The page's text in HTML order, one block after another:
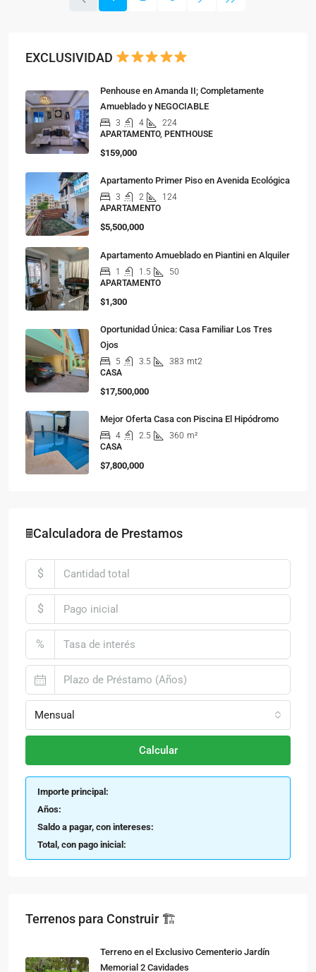
EXCLUSIVIDAD
Penhouse en Amanda II; Completamente
Amueblado y NEGOCIABLE
3 4
224
APARTAMENTO, PENTHOUSE
$159,000
Apartamento Primer Piso en Avenida Ecológica
3 2
124
APARTAMENTO
$5,500,000
Apartamento Amueblado en Piantini en Alquiler
1 1.5
50
APARTAMENTO
$1,300
Oportunidad Única: Casa Familiar Los Tres
Ojos
5 3.5 383 mt2
CASA
$17,500,000
Mejor Oferta Casa con Piscina El Hipódromo
4 2.5 360 m²
CASA
$7,800,000
🖩Calculadora de Prestamos
$
$
%
Mensual
Calcular
Importe principal:
Años:
Saldo a pagar, con intereses:
Total, con pago inicial:
Terrenos para Construir 🏗
Terreno en el Exclusivo Cementerio Jardín
Memorial 2 Cavidades